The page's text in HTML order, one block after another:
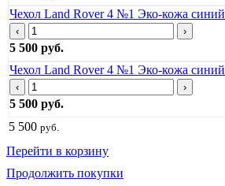
Чехол Land Rover 4 №1 Эко-кожа синий
‹ ›
5 500 руб.
Чехол Land Rover 4 №1 Эко-кожа синий
‹ ›
5 500 руб.
5 500 руб.
Перейти в корзину
Продолжить покупки